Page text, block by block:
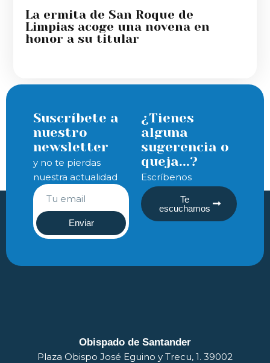
La ermita de San Roque de
Limpias acoge una novena en
honor a su titular
Suscríbete a
nuestro
newsletter
y no te pierdas
nuestra actualidad
Enviar
¿Tienes
alguna
sugerencia o
queja...?
Escríbenos
Te
escuchamos
Obispado de Santander
Plaza Obispo José Eguino y Trecu, 1. 39002